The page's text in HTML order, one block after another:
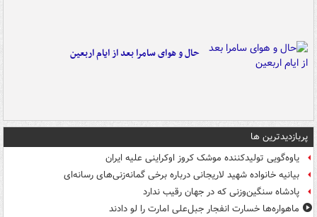
حال و هوای سامرا بعد از ایام اربعین
پربازدیدترین ها
یاوه‌گویی تولیدکننده موشک کروز اوکراینی علیه ایران
بیانیه خانواده شهید لاریجانی درباره برخی گمانه‌زنی‌های رسانه‌ای
پادشاه سنگین‌وزنی که در جهان رقیب ندارد
ماهواره‌ها خسارت انفجار جبل‌علی امارت را لو دادند